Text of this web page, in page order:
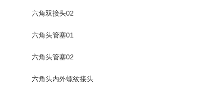
六角双接头02
六角头管塞01
六角头管塞02
六角头内外螺纹接头